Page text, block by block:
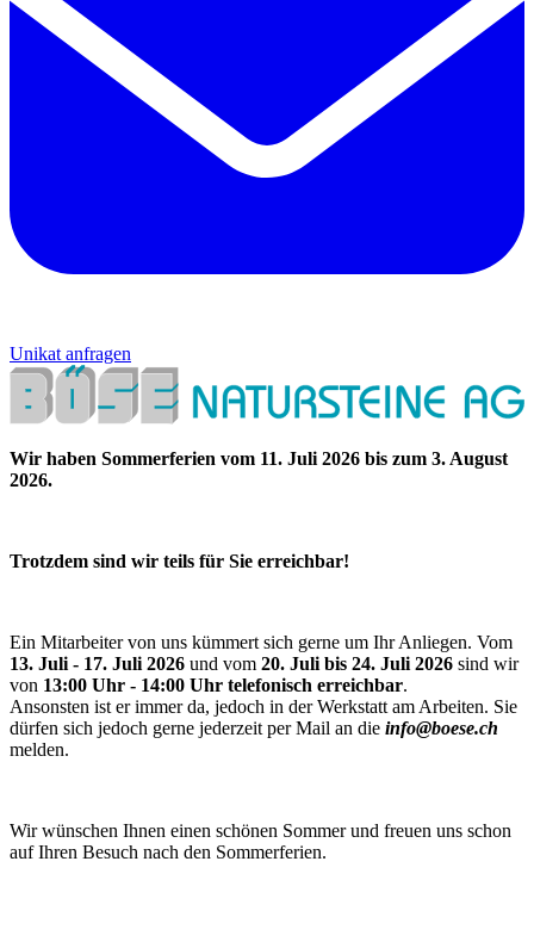
Unikat anfragen
Wir haben Sommerferien vom 11. Juli 2026 bis zum 3. August
2026.
Trotzdem sind wir teils für Sie erreichbar!
Ein Mitarbeiter von uns kümmert sich gerne um Ihr Anliegen. Vom
13. Juli - 17. Juli 2026 und vom 20. Juli bis 24. Juli 2026 sind wir
von 13:00 Uhr - 14:00 Uhr telefonisch erreichbar.
Ansonsten ist er immer da, jedoch in der Werkstatt am Arbeiten. Sie
dürfen sich jedoch gerne jederzeit per Mail an die info@boese.ch
melden.
Wir wünschen Ihnen einen schönen Sommer und freuen uns schon
auf Ihren Besuch nach den Sommerferien.